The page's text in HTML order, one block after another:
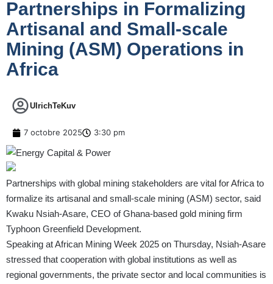
Partnerships in Formalizing
Artisanal and Small-scale
Mining (ASM) Operations in
Africa
UlrichTeKuv
7 octobre 2025 3:30 pm
Partnerships with global mining stakeholders are vital for Africa to
formalize its artisanal and small-scale mining (ASM) sector, said
Kwaku Nsiah-Asare, CEO of Ghana-based gold mining firm
Typhoon Greenfield Development.
Speaking at African Mining Week 2025 on Thursday, Nsiah-Asare
stressed that cooperation with global institutions as well as
regional governments, the private sector and local communities is